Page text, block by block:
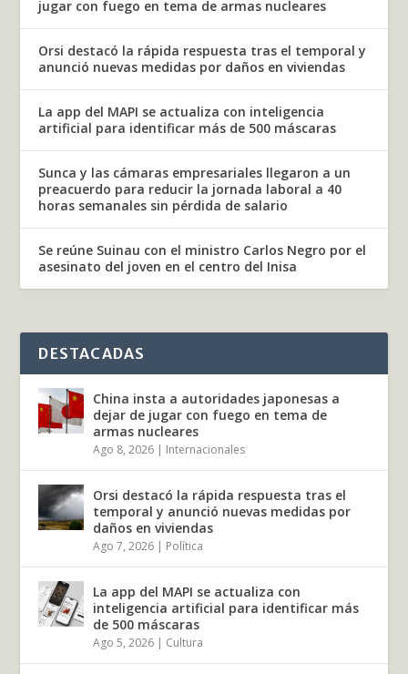
jugar con fuego en tema de armas nucleares
Orsi destacó la rápida respuesta tras el temporal y
anunció nuevas medidas por daños en viviendas
La app del MAPI se actualiza con inteligencia
artificial para identificar más de 500 máscaras
Sunca y las cámaras empresariales llegaron a un
preacuerdo para reducir la jornada laboral a 40
horas semanales sin pérdida de salario
Se reúne Suinau con el ministro Carlos Negro por el
asesinato del joven en el centro del Inisa
DESTACADAS
China insta a autoridades japonesas a
dejar de jugar con fuego en tema de
armas nucleares
Ago 8, 2026 | Internacionales
Orsi destacó la rápida respuesta tras el
temporal y anunció nuevas medidas por
daños en viviendas
Ago 7, 2026 | Política
La app del MAPI se actualiza con
inteligencia artificial para identificar más
de 500 máscaras
Ago 5, 2026 | Cultura